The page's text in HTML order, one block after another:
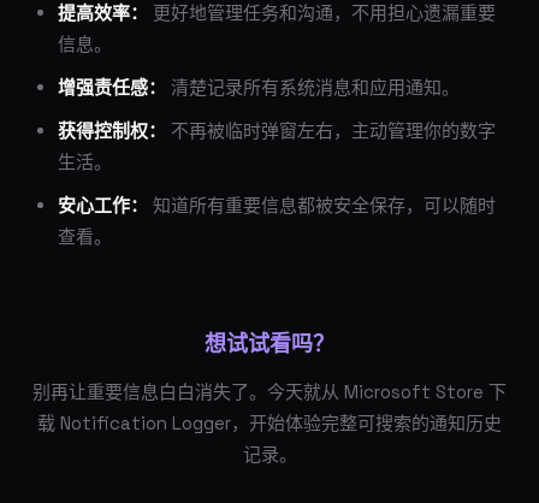
提高效率：
更好地管理任务和沟通，不用担心遗漏重要
信息。
增强责任感：
清楚记录所有系统消息和应用通知。
获得控制权：
不再被临时弹窗左右，主动管理你的数字
生活。
安心工作：
知道所有重要信息都被安全保存，可以随时
查看。
想试试看吗？
别再让重要信息白白消失了。今天就从 Microsoft Store 下
载 Notification Logger，开始体验完整可搜索的通知历史
记录。